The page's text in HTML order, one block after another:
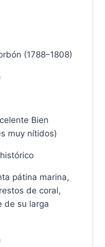
(1788–1808)
Bien
muy nítidos)
pátina marina,
de coral,
de su larga